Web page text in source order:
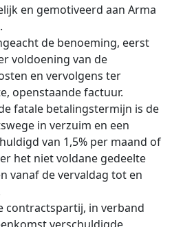
en gemotiveerd aan Arma
de benoeming, eerst
voldoening van de
en vervolgens ter
openstaande factuur.
fatale betalingstermijn is de
in verzuim en een
van 1,5% per maand of
het niet voldane gedeelte
vanaf de vervaldag tot en
contractspartij, in verband
verschuldigde